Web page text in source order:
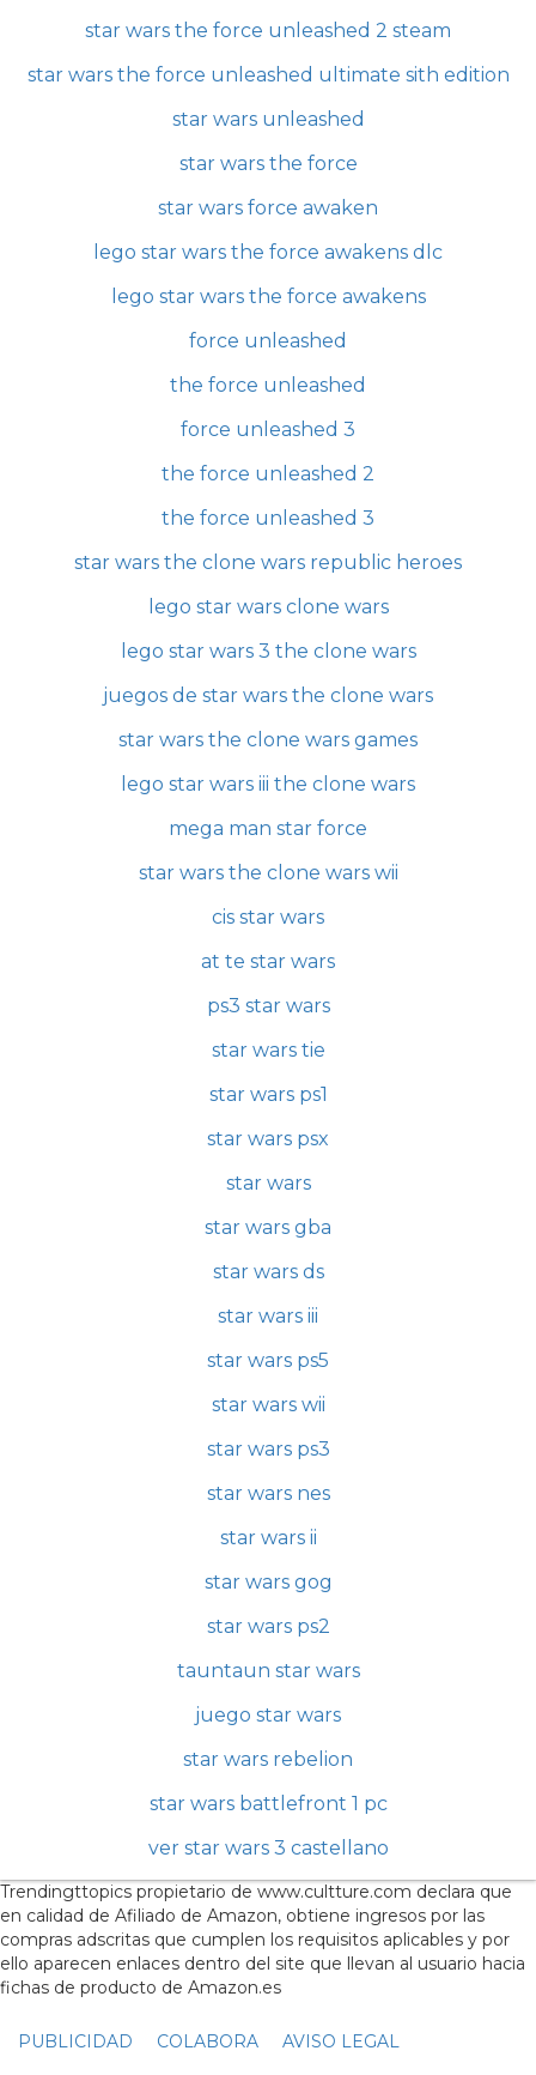
star wars the force unleashed 2 steam
star wars the force unleashed ultimate sith edition
star wars unleashed
star wars the force
star wars force awaken
lego star wars the force awakens dlc
lego star wars the force awakens
force unleashed
the force unleashed
force unleashed 3
the force unleashed 2
the force unleashed 3
star wars the clone wars republic heroes
lego star wars clone wars
lego star wars 3 the clone wars
juegos de star wars the clone wars
star wars the clone wars games
lego star wars iii the clone wars
mega man star force
star wars the clone wars wii
cis star wars
at te star wars
ps3 star wars
star wars tie
star wars ps1
star wars psx
star wars
star wars gba
star wars ds
star wars iii
star wars ps5
star wars wii
star wars ps3
star wars nes
star wars ii
star wars gog
star wars ps2
tauntaun star wars
juego star wars
star wars rebelion
star wars battlefront 1 pc
ver star wars 3 castellano
Trendingttopics propietario de www.cultture.com declara que
en calidad de Afiliado de Amazon, obtiene ingresos por las
compras adscritas que cumplen los requisitos aplicables y por
ello aparecen enlaces dentro del site que llevan al usuario hacia
fichas de producto de Amazon.es
PUBLICIDAD COLABORA
AVISO LEGAL